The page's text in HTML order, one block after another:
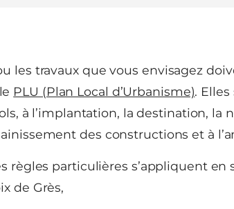
les travaux que vous envisagez
PLU (Plan Local d’Urbanisme).
à l’implantation, la destination, la
des constructions et à
règles particulières s’appliquent
de Grès,